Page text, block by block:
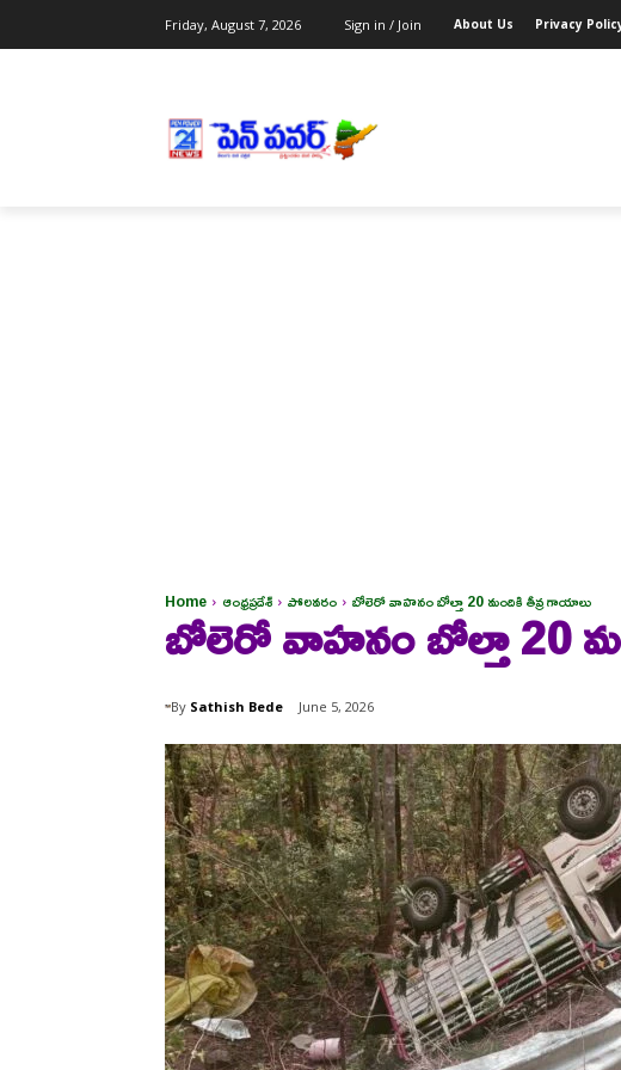
Friday, August 7, 2026 Sign in / Join About Us Privacy
Home ఆంధ్రప్రదేశ్ పోలవరం బోలెరో వాహనం బోల్తా 20 మందికి తీవ్ర గాయాలు
బోలెరో వాహనం బోల్తా 20
By Sathish Bede June 5, 2026